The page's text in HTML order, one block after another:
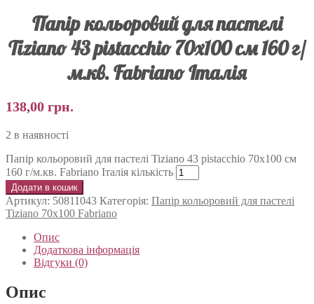
Папір кольоровий для пастелі
Tiziano 43 pistacchio 70х100 см 160 г/
м.кв. Fabriano Італія
138,00 грн.
2 в наявності
Папір кольоровий для пастелі Tiziano 43 pistacchio 70х100 см
160 г/м.кв. Fabriano Італія кількість
Додати в кошик
Артикул: 50811043 Категорія: Папір кольоровий для пастелі
Tiziano 70х100 Fabriano
Опис
Додаткова інформація
Відгуки (0)
Опис